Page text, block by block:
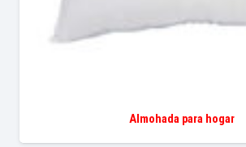
Almohada para hogar